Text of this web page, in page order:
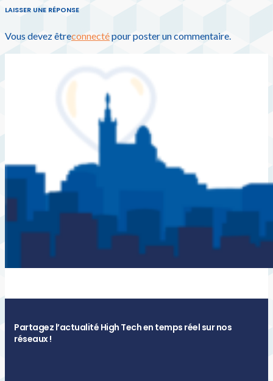
LAISSER UNE RÉPONSE
Vous devez êtreconnectépour poster un commentaire.
Partagez l’actualité High Tech en temps réel sur nos
réseaux !